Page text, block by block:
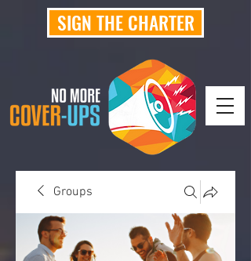
SIGN THE CHARTER
Groups